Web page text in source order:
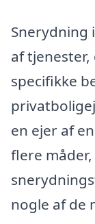
Snerydning
af
specifikke
en ejer af
flere
nogle af de